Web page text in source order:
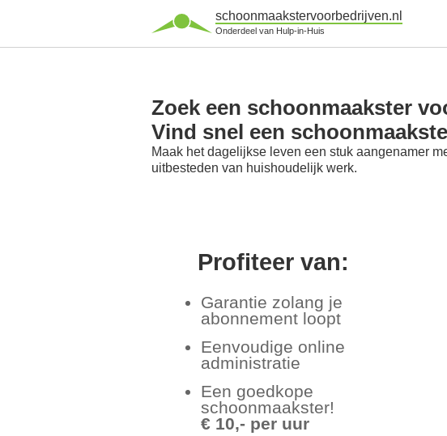
schoonmaakstervoorbedrijven.nl
Onderdeel van Hulp-in-Huis
Zoek een schoonmaakster
Vind snel een
Maak het dagelijkse leven een stuk aangenamer
uitbesteden van huishoudelijk werk.
Profiteer van:
Garantie zolang je
abonnement loopt
Eenvoudige online
administratie
Een goedkope
schoonmaakster!
€ 10,- per uur